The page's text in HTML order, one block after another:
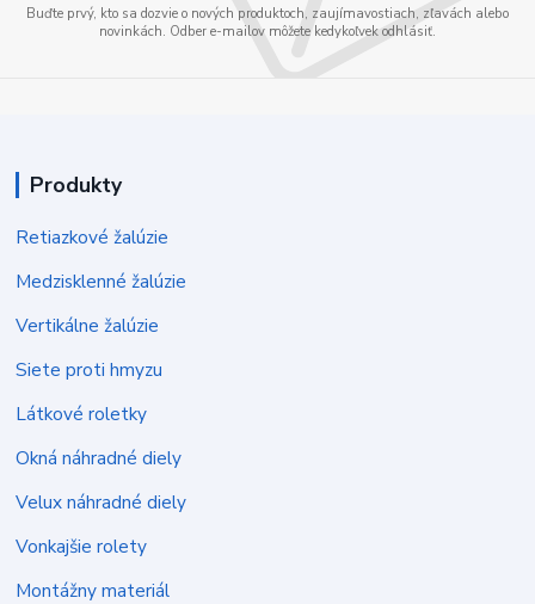
Buďte prvý, kto sa dozvie o nových produktoch, zaujímavostiach, zľavách alebo
novinkách. Odber e-mailov môžete kedykoľvek odhlásiť.
Produkty
Retiazkové žalúzie
Medzisklenné žalúzie
Vertikálne žalúzie
Siete proti hmyzu
Látkové roletky
Okná náhradné diely
Velux náhradné diely
Vonkajšie rolety
Montážny materiál